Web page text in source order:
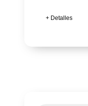
+ Detalles